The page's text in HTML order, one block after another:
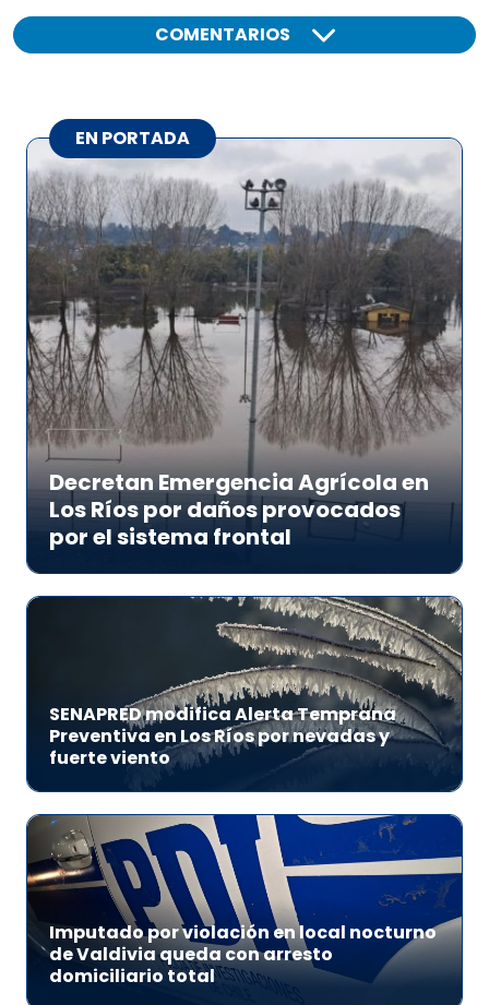
COMENTARIOS
EN PORTADA
Decretan Emergencia Agrícola en
Los Ríos por daños provocados
por el sistema frontal
SENAPRED modifica Alerta Temprana
Preventiva en Los Ríos por nevadas y
fuerte viento
Imputado por violación en local nocturno
de Valdivia queda con arresto
domiciliario total